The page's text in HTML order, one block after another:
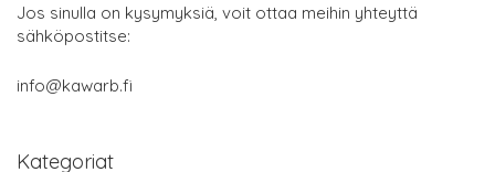
Jos sinulla on kysymyksiä, voit ottaa meihin yhteyttä
sähköpostitse:
info@kawarb.fi
Kategoriat